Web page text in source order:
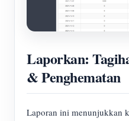
Laporkan:
& Penghematan
Laporan ini menunjukkan